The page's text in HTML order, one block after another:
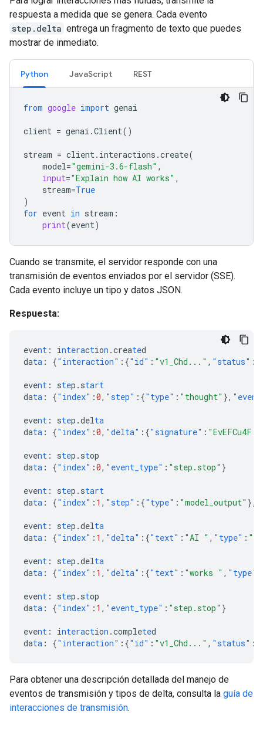
respuesta a medida que se genera. Cada evento
step.delta entrega un fragmento de texto que puedes
mostrar de inmediato.
Python JavaScript REST
from google import genai
client = genai .Client()
stream = client. interactions .create(
model="gemini-3.6-flash" ,
input="Explain how AI works" ,
stream=True
)
for event in stream :
print(event)
Cuando se transmite, el servidor responde con una
transmisión de eventos enviados por el servidor (SSE).
Cada evento incluye un tipo y datos JSON.
Respuesta:
event : interaction .created
data : {"interaction" :{"id" : "v1_Chd..." , "status" :
event : step.start
data : {"index" :0, "step" :{"type" : "thought" },
event : step.delta
data : {"index" :0, "delta" :{"signature" :
event : step.stop
data : {"index" :0, "event_type" : "step.stop" }
event : step.start
data : {"index" : 1 , "step" :{"type" : "model_output" },
event : step.delta
data : {"index" : 1 , "delta" :{"text" : "AI " , "type" :
event : step.delta
data : {"index" : 1 , "delta" :{"text" : "works " , "type"
event : step.stop
data : {"index" : 1 , "event_type" : "step.stop" }
event : interaction .completed
data : {"interaction" :{"id" : "v1_Chd..." , "status" :
Para obtener una descripción detallada del manejo de
eventos de transmisión y tipos de delta, consulta la guía de
interacciones de transmisión.